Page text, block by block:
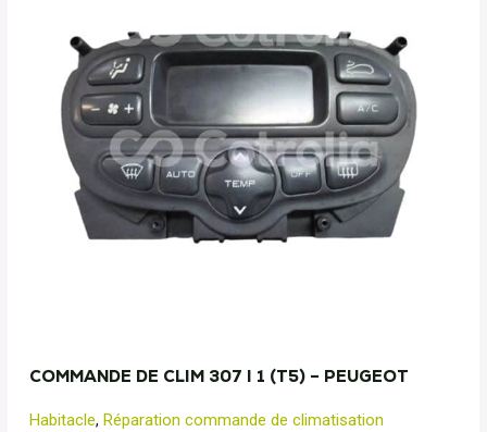
COMMANDE DE CLIM 307 I 1 (T5) – PEUGEOT
Habitacle, Réparation commande de climatisation